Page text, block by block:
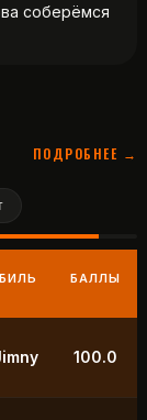
соберёмся
ПОДРОБНЕЕ →
БАЛЛЫ
250.0